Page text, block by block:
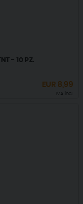
- 10 PZ.
EUR 8,99
IVA incl.